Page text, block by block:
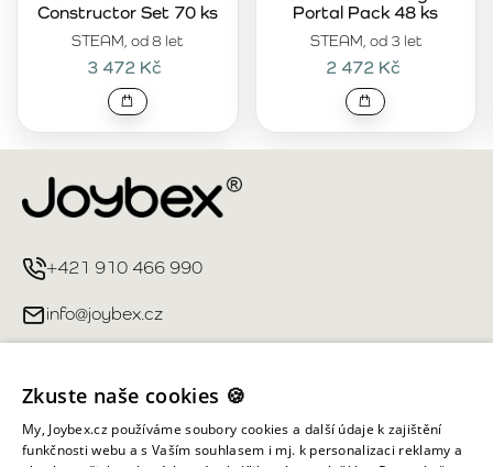
STEAM, od 8 let
Constructor Set 70 ks
3 472 Kč
STEAM, od 3 let
Portal Pack 48 ks
2 472 Kč
+421 910 466 990
info@joybex.cz
Můj účet
Zkuste naše cookies 🍪
My, Joybex.cz používáme soubory cookies a další údaje k zajištění
funkčnosti webu a s Vaším souhlasem i mj. k personalizaci reklamy a